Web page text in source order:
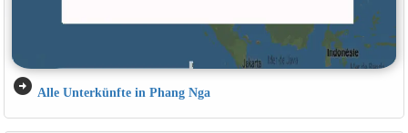
arrow_circle_right Alle Unterkünfte in Phang Nga